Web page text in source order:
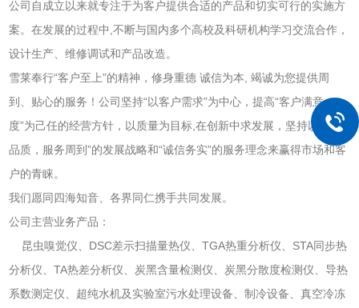
公司自成立以来就专注于为客户提供合适的产品和切实可行的实施方
案。在发展的过程中,不断与国内多个高校及科研机构学习交流合作，
设计生产、维修调试和产品改造。
雪莱奉行“客户至上”的精神，修身重德 诚信为本, 竭诚为您提供周
到、贴心的服务！公司坚持“以客户需求”为中心，提高“客户满意
度”为己任的经营方针，以质量为目标,在创新中求发展，坚持以“技术
品质，服务周到”的发展战略和“诚信务实”的服务理念来赢得市场和客
户的青睐。
我们愿同四海知音、各界同仁携手共同发展。
公司主营业务产品：
昆虫嗅觉仪、DSC差示扫描量热仪、TGA热重分析仪、STA同步热
分析仪、TA热差分析仪、炭黑含量检测仪、炭黑分散度检测仪、导热
系数测定仪、超纯水机及实验室污水处理设备、制冷设备、真空冷冻